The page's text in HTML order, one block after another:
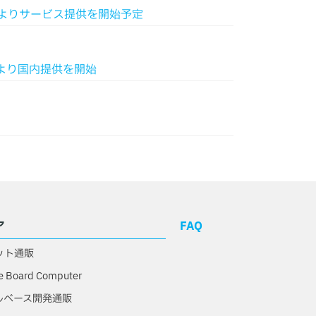
サービス提供を開始予定
り国内提供を開始
ト通販
Board Computer
ベース開発通販
FAQ